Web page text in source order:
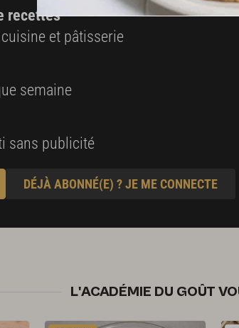
recettes
et pâtisserie
semaine
sans publicité
DÉJÀ ABONNÉ(E) ? JE ME CONNECTE
L'ACADÉMIE DU GOÛT